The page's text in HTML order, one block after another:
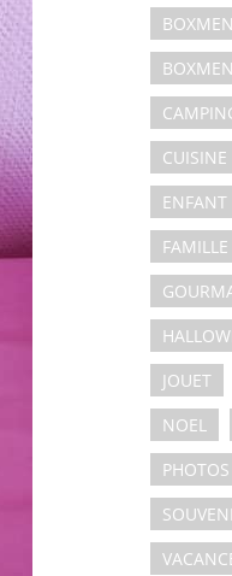
CUISINE
ENFANT
FAMILLE
JOUET
NOEL
PHOTOS